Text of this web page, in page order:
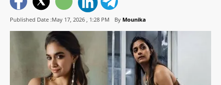
Published Date :May 17, 2026 , 1:28 PM By Mounika